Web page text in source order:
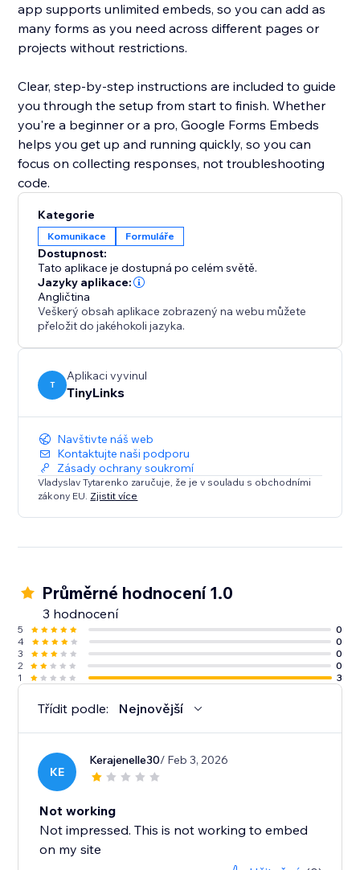
app supports unlimited embeds, so you can add as
many forms as you need across different pages or
projects without restrictions.
Clear, step-by-step instructions are included to guide
you through the setup from start to finish. Whether
you're a beginner or a pro, Google Forms Embeds
helps you get up and running quickly, so you can
focus on collecting responses, not troubleshooting
code.
Kategorie
Komunikace Formuláře
Dostupnost:
Tato aplikace je dostupná po celém světě.
Jazyky aplikace:
Angličtina
Veškerý obsah aplikace zobrazený na webu můžete
přeložit do jakéhokoli jazyka.
T
Aplikaci vyvinul
TinyLinks
Navštivte náš web
Kontaktujte naši podporu
Zásady ochrany soukromí
Vladyslav Tytarenko zaručuje, že je v souladu s obchodními
zákony EU. Zjistit více
Průměrné hodnocení 1.0
3 hodnocení
5
0
4
0
3
0
2
0
1
3
Třídit podle: Nejnovější
KE
Kerajenelle30/ Feb 3, 2026
Not working
Not impressed. This is not working to embed
on my site